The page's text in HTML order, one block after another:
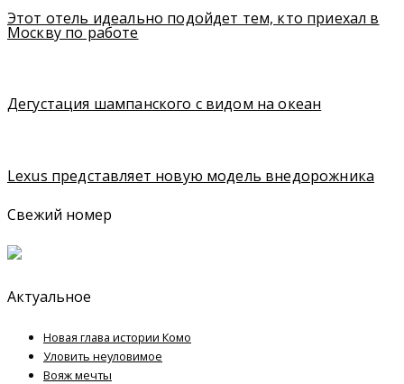
Этот отель идеально подойдет тем, кто приехал в
Москву по работе
Дегустация шампанского с видом на океан
Lexus представляет новую модель внедорожника
Свежий номер
Актуальное
Новая глава истории Комо
Уловить неуловимое
Вояж мечты